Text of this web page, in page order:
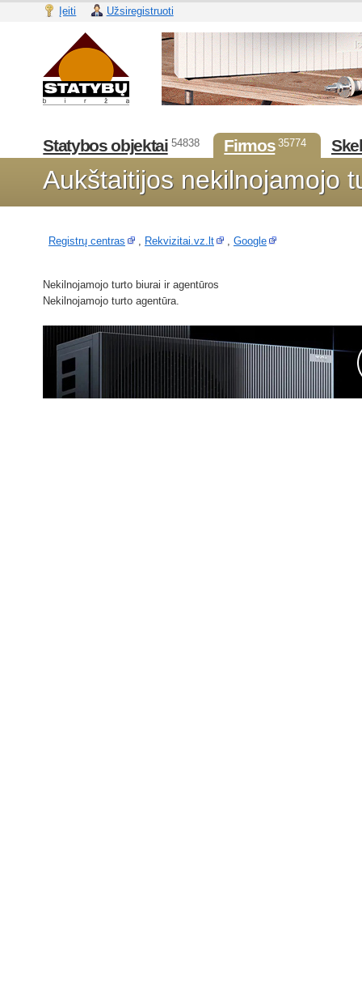
Įeiti Užsiregistruoti
Statybos objektai 54838 Firmos 35774
Aukštaitijos nekilnojamojo
Registrų centras , Rekvizitai.vz.lt , Google
Nekilnojamojo turto biurai ir agentūros
Nekilnojamojo turto agentūra.